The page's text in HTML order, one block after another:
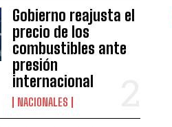
Gobierno reajusta el
precio de los
combustibles ante
presión
internacional
NACIONALES